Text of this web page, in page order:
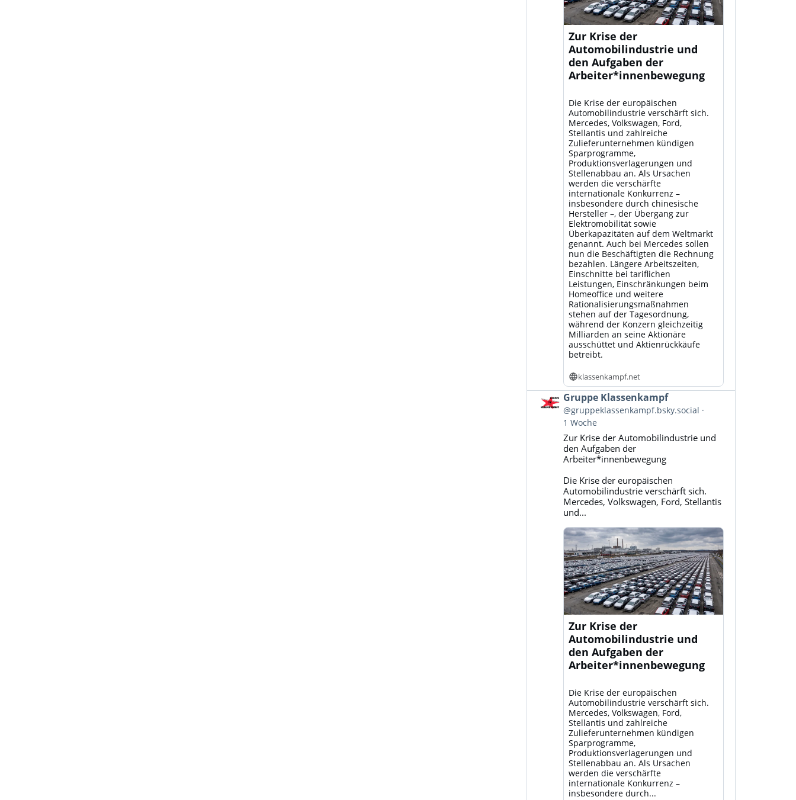
Zur Krise der
Automobilindustrie und
den Aufgaben der
Arbeiter*innenbewegung
Die Krise der europäischen
Automobilindustrie verschärft sich.
Mercedes, Volkswagen, Ford,
Stellantis und zahlreiche
Zulieferunternehmen kündigen
Sparprogramme,
Produktionsverlagerungen und
Stellenabbau an. Als Ursachen
werden die verschärfte
internationale Konkurrenz –
insbesondere durch chinesische
Hersteller –, der Übergang zur
Elektromobilität sowie
Überkapazitäten auf dem Weltmarkt
genannt. Auch bei Mercedes sollen
nun die Beschäftigten die Rechnung
bezahlen. Längere Arbeitszeiten,
Einschnitte bei tariflichen
Leistungen, Einschränkungen beim
Homeoffice und weitere
Rationalisierungsmaßnahmen
stehen auf der Tagesordnung,
während der Konzern gleichzeitig
Milliarden an seine Aktionäre
ausschüttet und Aktienrückkäufe
betreibt.
klassenkampf.net
Beitrag
von
Gruppe
Klassenkampf
Bluesky
Gruppe Klassenkampf
@gruppeklassenkampf.bsky.social
1 Woche
Zur Krise der Automobilindustrie und
den Aufgaben der
Arbeiter*innenbewegung
Die Krise der europäischen
Automobilindustrie verschärft sich.
Mercedes, Volkswagen, Ford, Stellantis
und...
Zur Krise der
Automobilindustrie und
den Aufgaben der
Arbeiter*innenbewegung
Die Krise der europäischen
Automobilindustrie verschärft sich.
Mercedes, Volkswagen, Ford,
Stellantis und zahlreiche
Zulieferunternehmen kündigen
Sparprogramme,
Produktionsverlagerungen und
Stellenabbau an. Als Ursachen
werden die verschärfte
internationale Konkurrenz –
insbesondere durch...